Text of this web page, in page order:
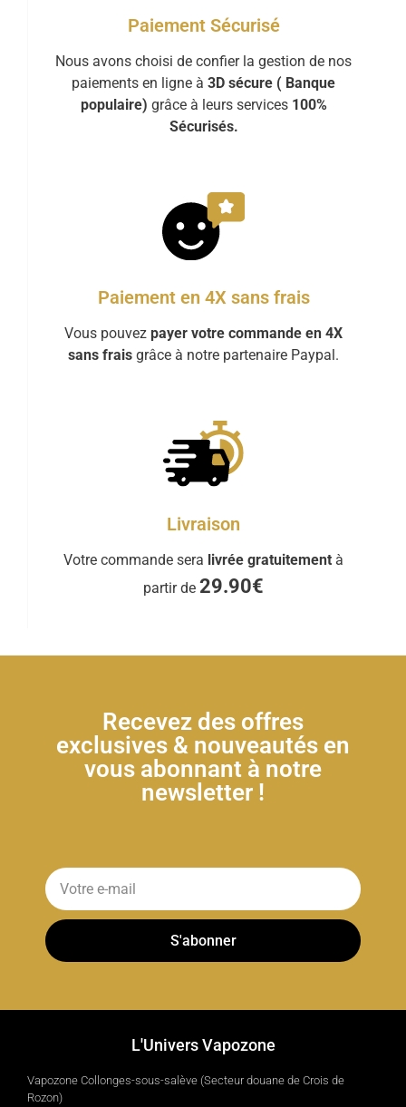
Paiement Sécurisé
Nous avons choisi de confier la gestion de nos
paiements en ligne à 3D sécure ( Banque
populaire) grâce à leurs services 100%
Sécurisés.
Paiement en 4X sans frais
Vous pouvez payer votre commande en 4X
sans frais grâce à notre partenaire Paypal.
Livraison
Votre commande sera livrée gratuitement à
partir de 29.90€
Recevez des offres
exclusives & nouveautés en
vous abonnant à notre
newsletter !
S'abonner
L'Univers Vapozone
Vapozone Collonges-sous-salève (Secteur douane de Crois de
Rozon)